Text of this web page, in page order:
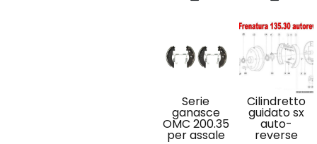
Serie
ganasce
OMC 200.35
per assale
Cilindretto
guidato sx
auto-
reverse